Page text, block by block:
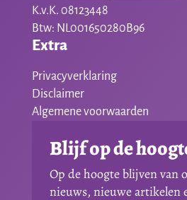
K.v.K. 08123448
Btw: NL001650280B96
Extra
Privacyverklaring
Disclaimer
Algemene voorwaarden
Blijf op de
Op de hoogte blijven van
nieuws, nieuwe artikelen